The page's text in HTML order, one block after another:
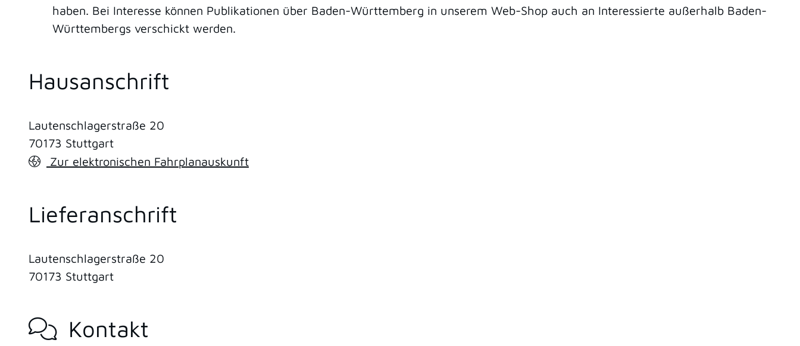
haben. Bei Interesse können Publikationen über Baden-Württemberg in unserem Web-Shop auch an Interessierte außerhalb Baden-
Württembergs verschickt werden.
Hausanschrift
Lautenschlagerstraße 20
70173 Stuttgart
Zur elektronischen Fahrplanauskunft
Lieferanschrift
Lautenschlagerstraße 20
70173 Stuttgart
Kontakt